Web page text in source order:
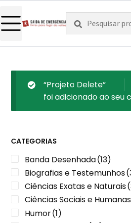
Pesquisar
por:
Pesquisa
“Projeto Delete”
foi adicionado ao seu
CATEGORIAS
Banda Desenhada(13)
Biografias e Testemunhos
Ciências Exatas e Naturais
Ciências Sociais e Humanas
Humor(1)